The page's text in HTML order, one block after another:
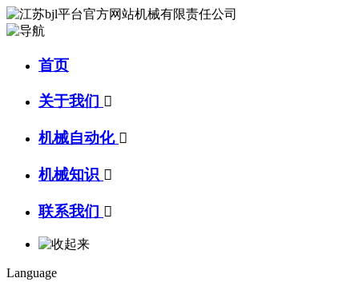
首页
关于我们 
机械自动化 
机械知识 
联系我们 
Language